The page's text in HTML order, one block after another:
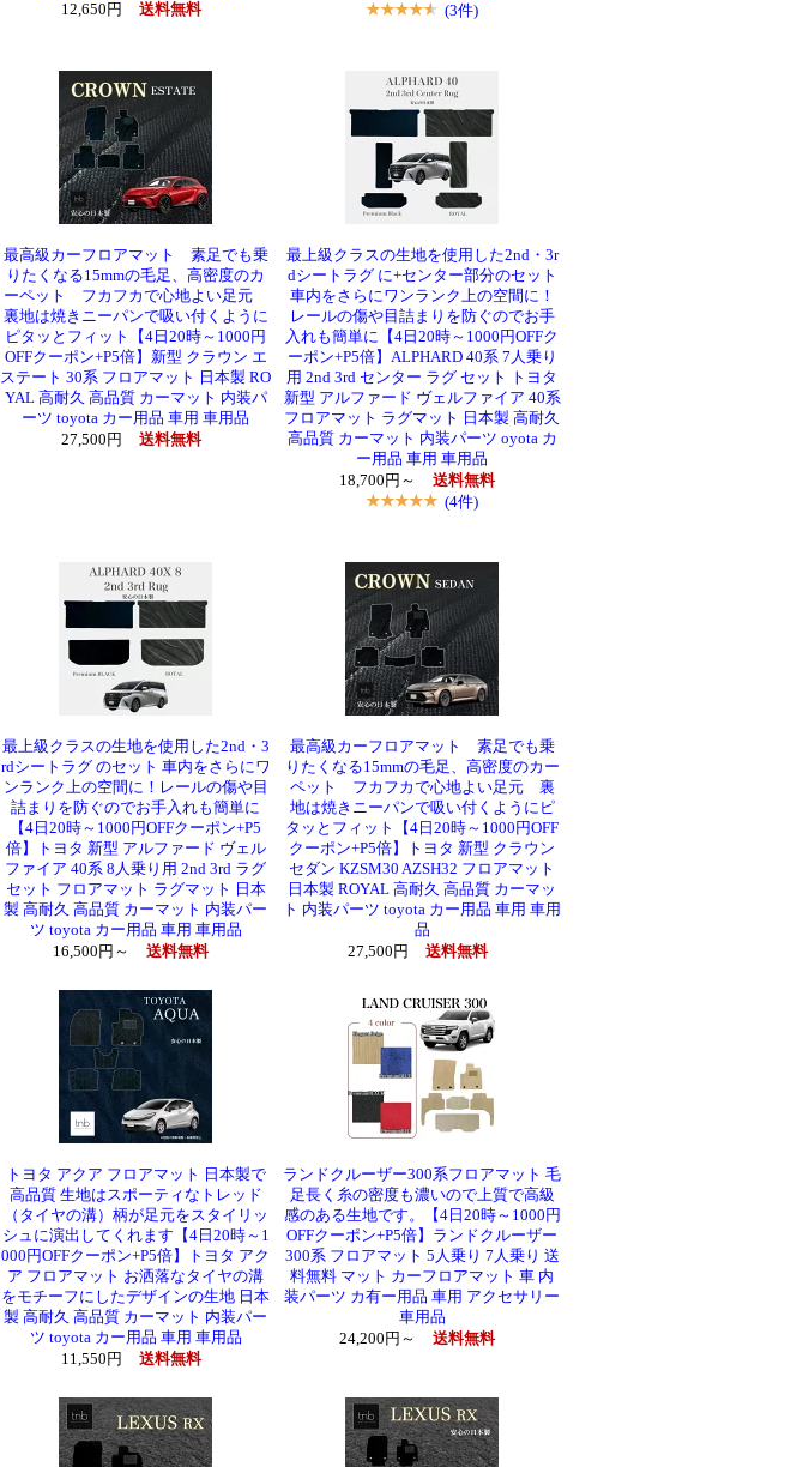
12,650円
送料無料 (3件)
最高級カーフロアマット 素足でも乗
りたくなる15mmの毛足、高密度のカ
ーペット フカフカで心地よい足元
裏地は焼きニーパンで吸い付くように
ピタッとフィット【4日20時～1000円
OFFクーポン+P5倍】新型 クラウン エ
ステート 30系 フロアマット 日本製 RO
YAL 高耐久 高品質 カーマット 内装パ
ーツ toyota カー用品 車用 車用品
27,500円
送料無料
最上級クラスの生地を使用した2nd・3r
dシートラグ に+センター部分のセット
車内をさらにワンランク上の空間に！
レールの傷や目詰まりを防ぐのでお手
入れも簡単に【4日20時～1000円OFFク
ーポン+P5倍】ALPHARD 40系 7人乗り
用 2nd 3rd センター ラグ セット トヨタ
新型 アルファード ヴェルファイア 40系
フロアマット ラグマット 日本製 高耐久
高品質 カーマット 内装パーツ oyota カ
ー用品 車用 車用品
18,700円～
送料無料
(4件)
最上級クラスの生地を使用した2nd・3
rdシートラグ のセット 車内をさらにワ
ンランク上の空間に！レールの傷や目
詰まりを防ぐのでお手入れも簡単に
【4日20時～1000円OFFクーポン+P5
倍】トヨタ 新型 アルファード ヴェル
ファイア 40系 8人乗り用 2nd 3rd ラグ
セット フロアマット ラグマット 日本
製 高耐久 高品質 カーマット 内装パー
ツ toyota カー用品 車用 車用品
16,500円～
送料無料
最高級カーフロアマット 素足でも乗
りたくなる15mmの毛足、高密度のカー
ペット フカフカで心地よい足元 裏
地は焼きニーパンで吸い付くようにピ
タッとフィット【4日20時～1000円OFF
クーポン+P5倍】トヨタ 新型 クラウン
セダン KZSM30 AZSH32 フロアマット
日本製 ROYAL 高耐久 高品質 カーマッ
ト 内装パーツ toyota カー用品 車用 車用
品
27,500円
送料無料
トヨタ アクア フロアマット 日本製で
高品質 生地はスポーティなトレッド
（タイヤの溝）柄が足元をスタイリッ
シュに演出してくれます【4日20時～1
000円OFFクーポン+P5倍】トヨタ アク
ア フロアマット お洒落なタイヤの溝
をモチーフにしたデザインの生地 日本
製 高耐久 高品質 カーマット 内装パー
ツ toyota カー用品 車用 車用品
11,550円
送料無料
ランドクルーザー300系フロアマット 毛
足長く糸の密度も濃いので上質で高級
感のある生地です。【4日20時～1000円
OFFクーポン+P5倍】ランドクルーザー
300系 フロアマット 5人乗り 7人乗り 送
料無料 マット カーフロアマット 車 内
装パーツ カ有ー用品 車用 アクセサリー
車用品
24,200円～
送料無料